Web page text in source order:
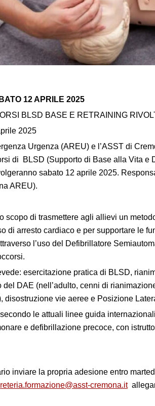
12 APRILE 2025
BLSD BASE E RETRAINING
2025
Urgenza (AREU) e l’ASST di
di BLSD (Supporto di Base alla Vita e
sabato 12 aprile 2025.
AREU).
scopo di trasmettere agli allievi un
di arresto cardiaco e per supportare le
l’uso del Defibrillatore
esercitazione pratica di BLSD,
DAE (nell’adulto, cenni di
disostruzione vie aeree e Posizione
le attuali linee guida
e defibrillazione precoce, con
inviare la propria adesione entro
cremona.it